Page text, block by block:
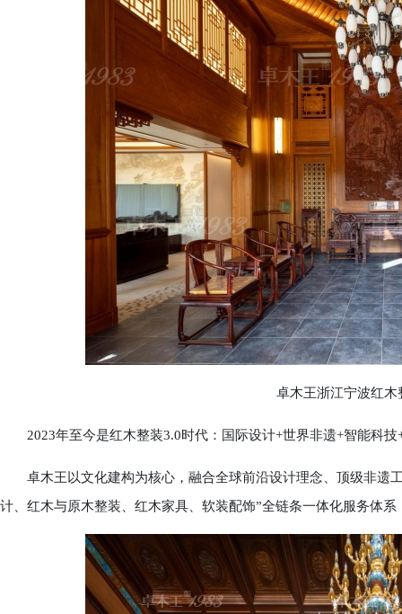
卓木王浙江宁波红木
2023年至今是红木整装3.0时代：国际设计+世界非遗+智能科技
卓木王以文化建构为核心，融合全球前沿设计理念、顶级非遗
计、红木与原木整装、红木家具、软装配饰”全链条一体化服务体